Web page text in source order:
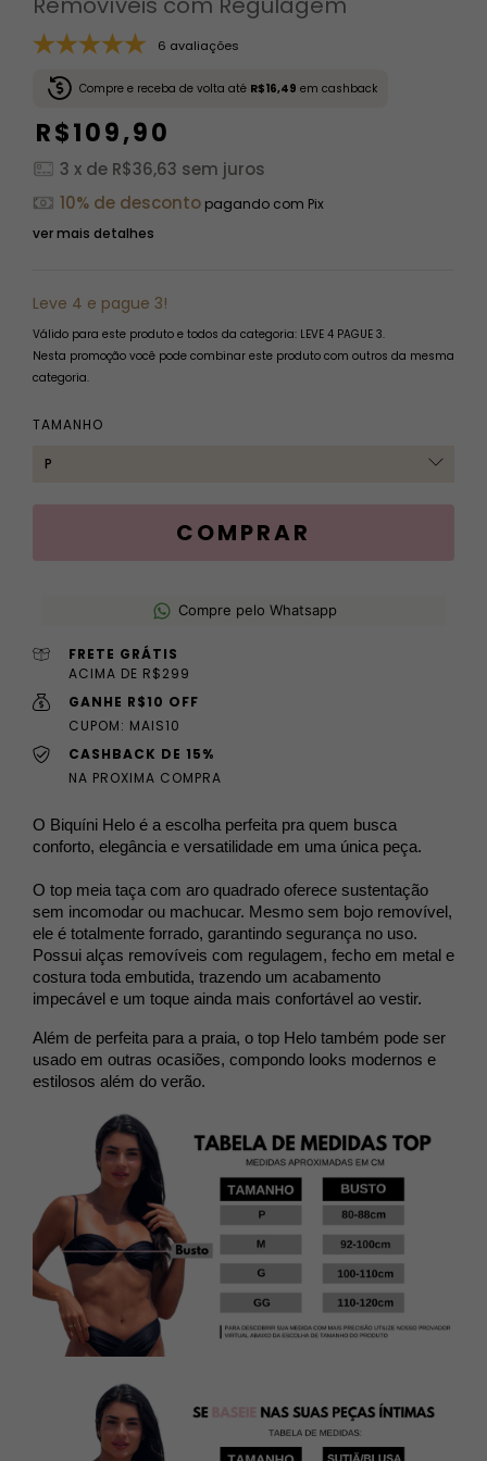
6 avaliações
Compre e receba de volta até R$16,49 em cashback
R$109,90
3 x de R$36,63 sem juros
10% de desconto pagando com Pix
ver mais detalhes
Leve 4 e pague 3!
Válido para este produto e todos da categoria: LEVE 4 PAGUE 3.
Nesta promoção você pode combinar este produto com outros da mesma
categoria.
TAMANHO
Compre pelo Whatsapp
FRETE GRÁTIS
ACIMA DE R$299
GANHE R$10 OFF
CUPOM: MAIS10
CASHBACK DE 15%
NA PROXIMA COMPRA
O Biquíni Helo é a escolha perfeita pra quem busca
conforto, elegância e versatilidade em uma única peça.
O top meia taça com aro quadrado oferece sustentação
sem incomodar ou machucar. Mesmo sem bojo removível,
ele é totalmente forrado, garantindo segurança no uso.
Possui alças removíveis com regulagem, fecho em metal e
costura toda embutida, trazendo um acabamento
impecável e um toque ainda mais confortável ao vestir.
Além de perfeita para a praia, o top Helo também pode ser
usado em outras ocasiões, compondo looks modernos e
estilosos além do verão.